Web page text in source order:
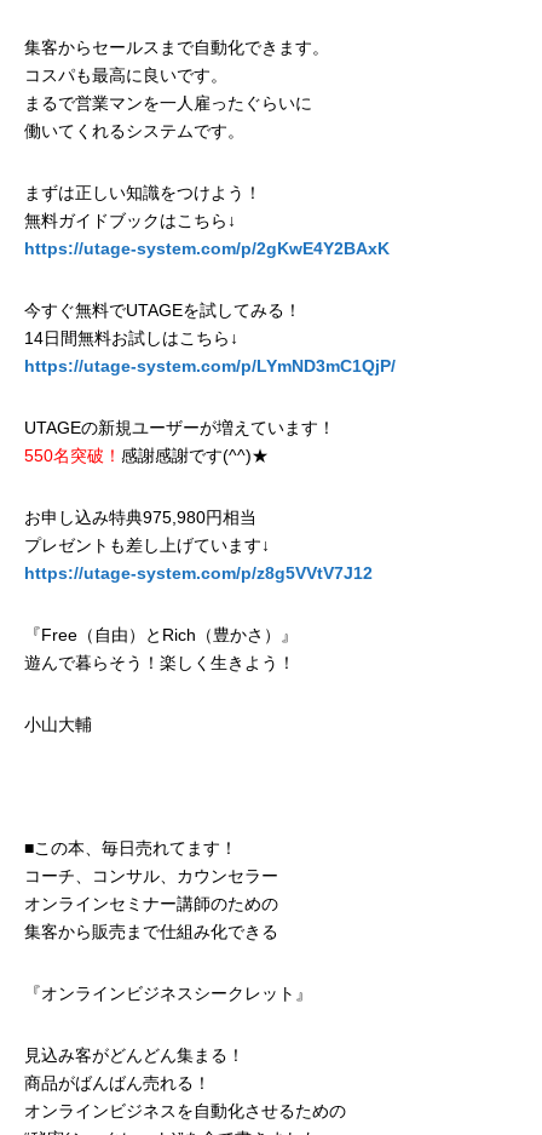
集客からセールスまで自動化できます。
コスパも最高に良いです。
まるで営業マンを一人雇ったぐらいに
働いてくれるシステムです。
まずは正しい知識をつけよう！
無料ガイドブックはこちら↓
https://utage-system.com/p/2gKwE4Y2BAxK
今すぐ無料でUTAGEを試してみる！
14日間無料お試しはこちら↓
https://utage-system.com/p/LYmND3mC1QjP/
UTAGEの新規ユーザーが増えています！
550名突破！ 感謝感謝です(^^)★
お申し込み特典975,980円相当
プレゼントも差し上げています↓
https://utage-system.com/p/z8g5VVtV7J12
『Free（自由）とRich（豊かさ）』
遊んで暮らそう！楽しく生きよう！
小山大輔
■この本、毎日売れてます！
コーチ、コンサル、カウンセラー
オンラインセミナー講師のための
集客から販売まで仕組み化できる
『オンラインビジネスシークレット』
見込み客がどんどん集まる！
商品がばんばん売れる！
オンラインビジネスを自動化させるための